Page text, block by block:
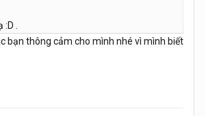
.
bạn thông cảm cho mình nhé vì mình biết